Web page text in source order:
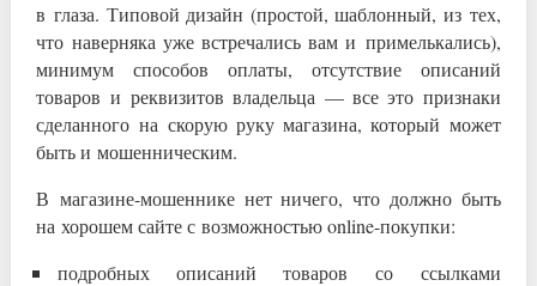
в глаза. Типовой дизайн (простой, шаблонный, из тех,
что наверняка уже встречались вам и примелькались),
минимум способов оплаты, отсутствие описаний
товаров и реквизитов владельца — все это признаки
сделанного на скорую руку магазина, который может
быть и мошенническим.
В магазине-мошеннике нет ничего, что должно быть
на хорошем сайте с возможностью online-покупки:
подробных описаний товаров со ссылками